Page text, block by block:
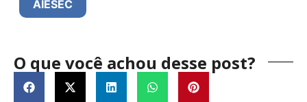
AIESEC
O que você achou desse post?